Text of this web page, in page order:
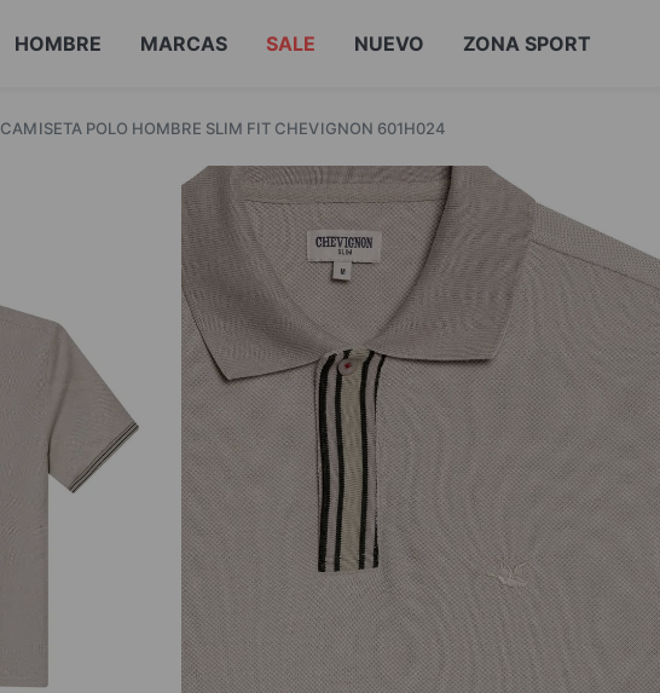
HOMBRE MARCAS SALE NUEVO ZONA SPORT
CAMISETA POLO HOMBRE SLIM FIT CHEVIGNON 601H024